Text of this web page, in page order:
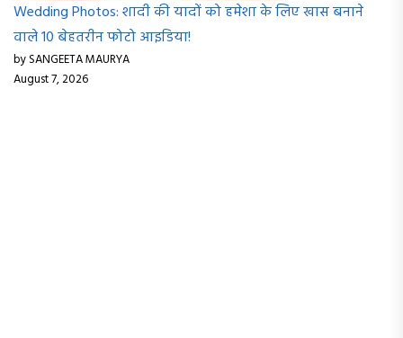
Wedding Photos: शादी की यादों को हमेशा के लिए खास बनाने
वाले 10 बेहतरीन फोटो आइडिया!
by SANGEETA MAURYA
August 7, 2026